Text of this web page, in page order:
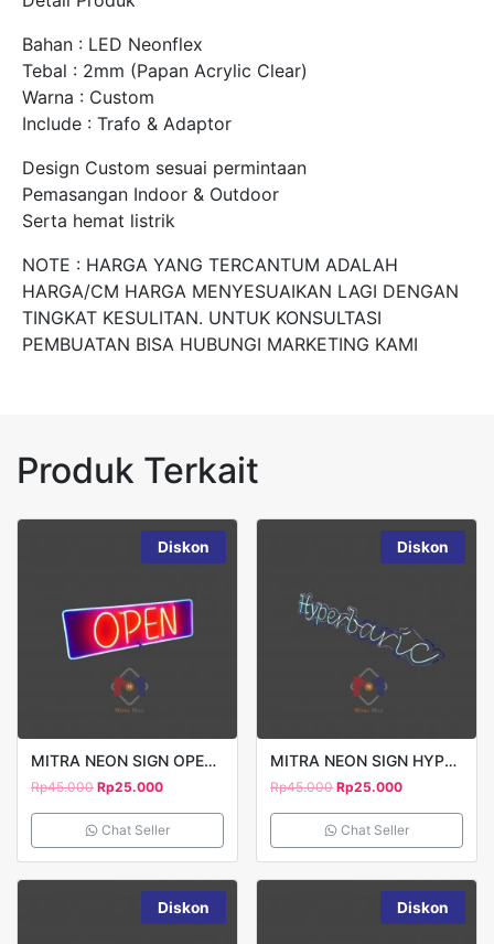
Bahan : LED Neonflex
Tebal : 2mm (Papan Acrylic Clear)
Warna : Custom
Include : Trafo & Adaptor
Design Custom sesuai permintaan
Pemasangan Indoor & Outdoor
Serta hemat listrik
NOTE : HARGA YANG TERCANTUM ADALAH
HARGA/CM HARGA MENYESUAIKAN LAGI DENGAN
TINGKAT KESULITAN. UNTUK KONSULTASI
PEMBUATAN BISA HUBUNGI MARKETING KAMI
Produk Terkait
Diskon
MITRA NEON SIGN OPEN 3
Rp45.000 Rp25.000
Chat Seller
Diskon
MITRA NEON SIGN HYPER BARIC
Rp45.000 Rp25.000
Chat Seller
Diskon Diskon